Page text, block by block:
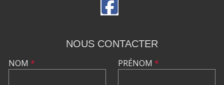
NOUS CONTACTER
NOM * PRÉNOM *